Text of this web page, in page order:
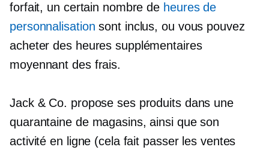
forfait, un certain nombre de heures de
personnalisation sont inclus, ou vous pouvez
acheter des heures supplémentaires
moyennant des frais.
Jack & Co. propose ses produits dans une
quarantaine de magasins, ainsi que son
activité en ligne (cela fait passer les ventes